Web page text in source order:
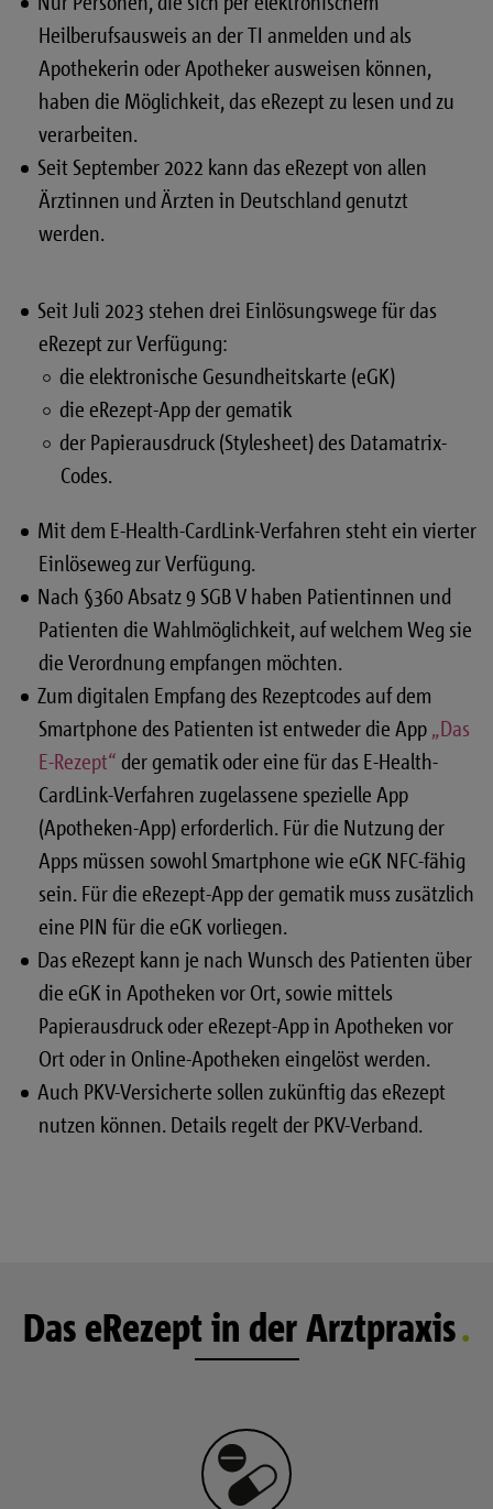
Heilberufsausweis an der TI anmelden und als
Apothekerin oder Apotheker ausweisen können,
haben die Möglichkeit, das eRezept zu lesen und zu
verarbeiten.
Seit September 2022 kann das eRezept von allen
Ärztinnen und Ärzten in Deutschland genutzt
werden.
Seit Juli 2023 stehen drei Einlösungswege für das
eRezept zur Verfügung:
die elektronische Gesundheitskarte (eGK)
die eRezept-App der gematik
der Papierausdruck (Stylesheet) des Datamatrix-
Codes.
Mit dem E-Health-CardLink-Verfahren steht ein vierter
Einlöseweg zur Verfügung.
Nach §360 Absatz 9 SGB V haben Patientinnen und
Patienten die Wahlmöglichkeit, auf welchem Weg sie
die Verordnung empfangen möchten.
Zum digitalen Empfang des Rezeptcodes auf dem
Smartphone des Patienten ist entweder die App „Das
E-Rezept“ der gematik oder eine für das E-Health-
CardLink-Verfahren zugelassene spezielle App
(Apotheken-App) erforderlich. Für die Nutzung der
Apps müssen sowohl Smartphone wie eGK NFC-fähig
sein. Für die eRezept-App der gematik muss zusätzlich
eine PIN für die eGK vorliegen.
Das eRezept kann je nach Wunsch des Patienten über
die eGK in Apotheken vor Ort, sowie mittels
Papierausdruck oder eRezept-App in Apotheken vor
Ort oder in Online-Apotheken eingelöst werden.
Auch PKV-Versicherte sollen zukünftig das eRezept
nutzen können. Details regelt der PKV-Verband.
Das eRezept in der Arztpraxis